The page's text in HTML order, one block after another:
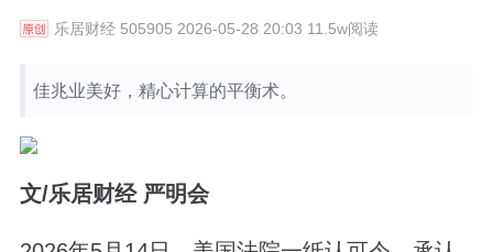
乐居财经505905 2026-05-28 20:03 11.5w阅读
佳兆业美好，精心计算的平衡术。
文/乐居财经 严明会